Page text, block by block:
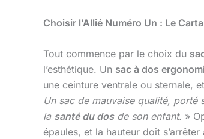
Choisir l’Allié Numéro Un : Le
Tout commence par le choix du
l’esthétique. Un sac à dos
une ceinture ventrale ou sternale,
Un sac de mauvaise qualité, porté
la santé du dosde son enfant. »
épaules, et la hauteur doit